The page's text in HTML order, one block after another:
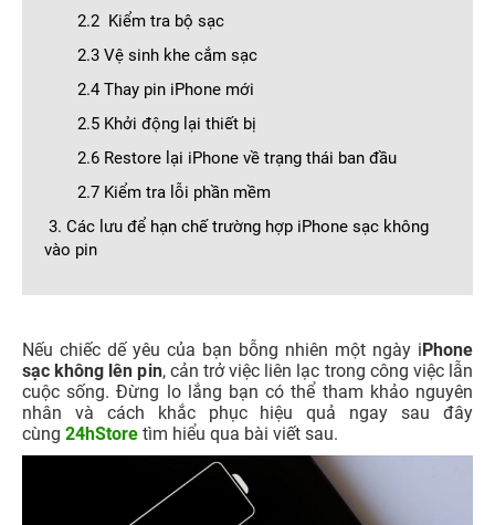
2.2 Kiểm tra bộ sạc
2.3 Vệ sinh khe cắm sạc
2.4 Thay pin iPhone mới
2.5 Khởi động lại thiết bị
2.6 Restore lại iPhone về trạng thái ban đầu
2.7 Kiểm tra lỗi phần mềm
3. Các lưu để hạn chế trường hợp iPhone sạc không
vào pin
Nếu chiếc dế yêu của bạn bỗng nhiên một ngày iPhone
sạc không lên pin, cản trở việc liên lạc trong công việc lẫn
cuộc sống. Đừng lo lắng bạn có thể tham khảo nguyên
nhân và cách khắc phục hiệu quả ngay sau đây
cùng 24hStore tìm hiểu qua bài viết sau.